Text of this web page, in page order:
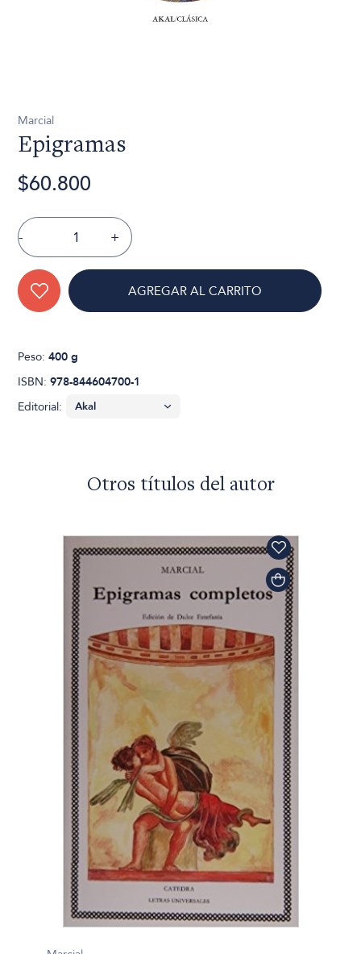
Marcial
Epigramas
$60.800
- +
AGREGAR AL CARRITO
Peso:400 g
ISBN:978-844604700-1
Editorial:
Otros títulos del autor